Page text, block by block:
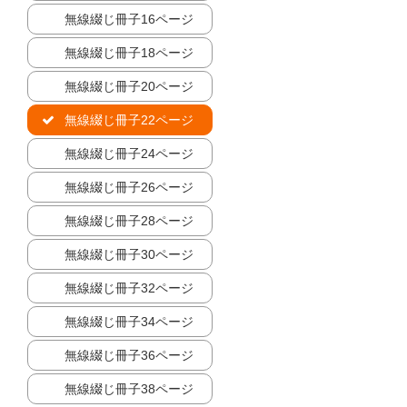
無線綴じ冊子16ページ
無線綴じ冊子18ページ
無線綴じ冊子20ページ
無線綴じ冊子22ページ
無線綴じ冊子24ページ
無線綴じ冊子26ページ
無線綴じ冊子28ページ
無線綴じ冊子30ページ
無線綴じ冊子32ページ
無線綴じ冊子34ページ
無線綴じ冊子36ページ
無線綴じ冊子38ページ